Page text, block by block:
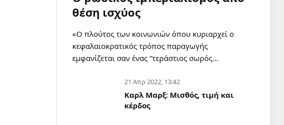
θέση ισχύος
«Ο πλούτος των κοινωνιών όπου κυριαρχεί ο
κεφαλαιοκρατικός τρόπος παραγωγής
εμφανίζεται σαν ένας “τεράστιος σωρός…
21 Απρ 2022, 13:42
Καρλ Μαρξ: Μισθός, τιμή και
κέρδος